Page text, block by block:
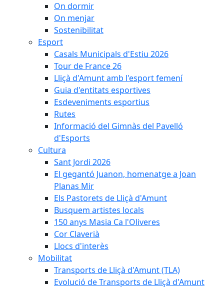
On dormir
On menjar
Sostenibilitat
Esport
Casals Municipals d'Estiu 2026
Tour de France 26
Lliçà d'Amunt amb l'esport femení
Guia d'entitats esportives
Esdeveniments esportius
Rutes
Informació del Gimnàs del Pavelló
d'Esports
Cultura
Sant Jordi 2026
El gegantó Juanon, homenatge a Joan
Planas Mir
Els Pastorets de Lliçà d'Amunt
Busquem artistes locals
150 anys Masia Ca l'Oliveres
Cor Claverià
Llocs d'interès
Mobilitat
Transports de Lliçà d'Amunt (TLA)
Evolució de Transports de Lliçà d'Amunt